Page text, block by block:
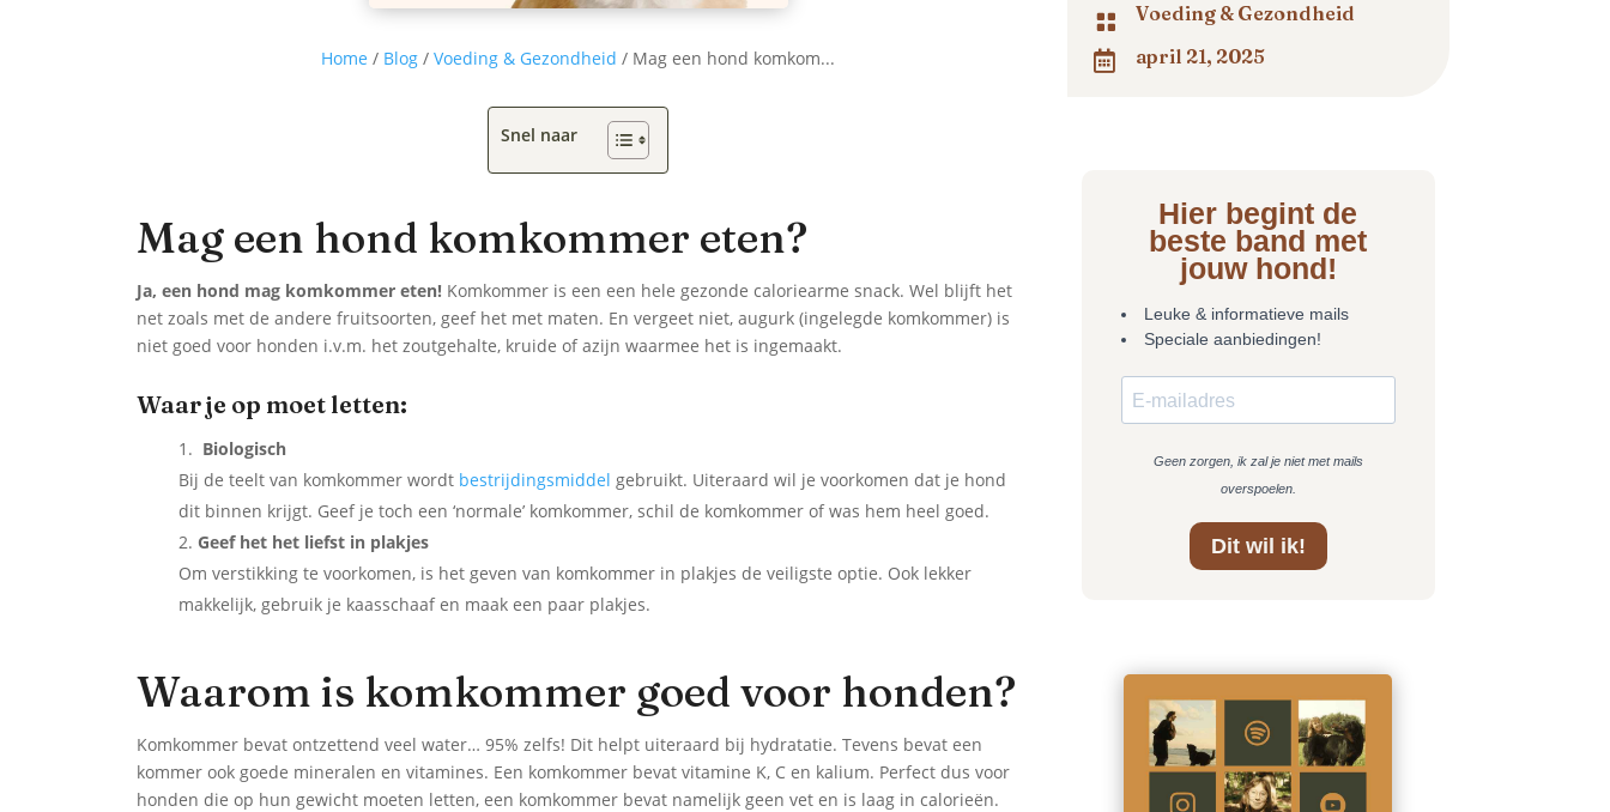
Home / Blog /Voeding & Gezondheid / Mag een hond komkom...
Snel naar
Mag een hond komkommer eten?
Ja, een hond mag komkommer eten! Komkommer is een een hele gezonde caloriearme snack. Wel blijft het
net zoals met de andere fruitsoorten, geef het met maten. En vergeet niet, augurk (ingelegde komkommer) is
niet goed voor honden i.v.m. het zoutgehalte, kruide of azijn waarmee het is ingemaakt.
Waar je op moet letten:
Biologisch
Bij de teelt van komkommer wordt bestrijdingsmiddel gebruikt. Uiteraard wil je voorkomen dat je hond
dit binnen krijgt. Geef je toch een ‘normale’ komkommer, schil de komkommer of was hem heel goed.
Geef het het liefst in plakjes
Om verstikking te voorkomen, is het geven van komkommer in plakjes de veiligste optie. Ook lekker
makkelijk, gebruik je kaasschaaf en maak een paar plakjes.
Waarom is komkommer goed voor honden?
Komkommer bevat ontzettend veel water… 95% zelfs! Dit helpt uiteraard bij hydratatie. Tevens bevat een
kommer ook goede mineralen en vitamines. Een komkommer bevat vitamine K, C en kalium. Perfect dus voor
honden die op hun gewicht moeten letten, een komkommer bevat namelijk geen vet en is laag in calorieën.
 Voeding & Gezondheid
 april 21, 2025
Hier begint de
beste band met
jouw hond!
Leuke & informatieve mails
Speciale aanbiedingen!
Geen zorgen, ik zal je niet met mails
overspoelen.
Dit wil ik!